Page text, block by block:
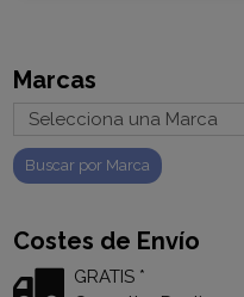
Marcas
Costes de Envío
GRATIS *